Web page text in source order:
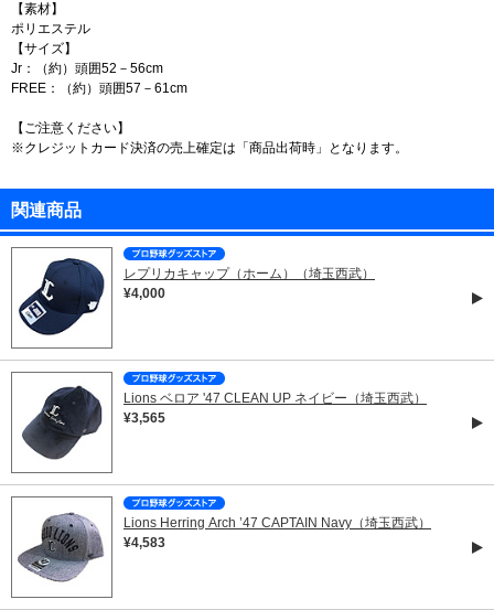
【素材】
ポリエステル
【サイズ】
Jr：（約）頭囲52－56cm
FREE：（約）頭囲57－61cm
【ご注意ください】
※クレジットカード決済の売上確定は「商品出荷時」となります。
関連商品
レプリカキャップ（ホーム）（埼玉西武）
¥4,000
Lions ベロア '47 CLEAN UP ネイビー（埼玉西武）
¥3,565
Lions Herring Arch ’47 CAPTAIN Navy（埼玉西武）
¥4,583